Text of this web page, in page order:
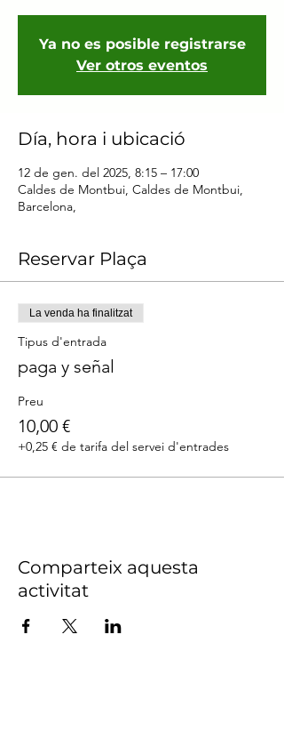
Ya no es posible registrarse
Ver otros eventos
Día, hora i ubicació
12 de gen. del 2025, 8:15 – 17:00
Caldes de Montbui, Caldes de Montbui,
Barcelona,
Reservar Plaça
La venda ha finalitzat
Tipus d'entrada
paga y señal
Preu
10,00 €
+0,25 € de tarifa del servei d'entrades
Comparteix aquesta
activitat